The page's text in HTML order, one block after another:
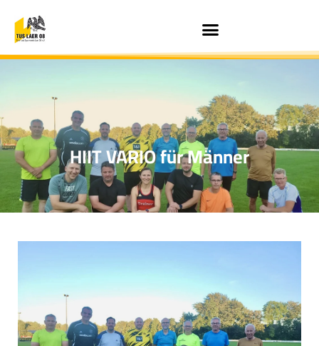
HIIT VARIO für Männer